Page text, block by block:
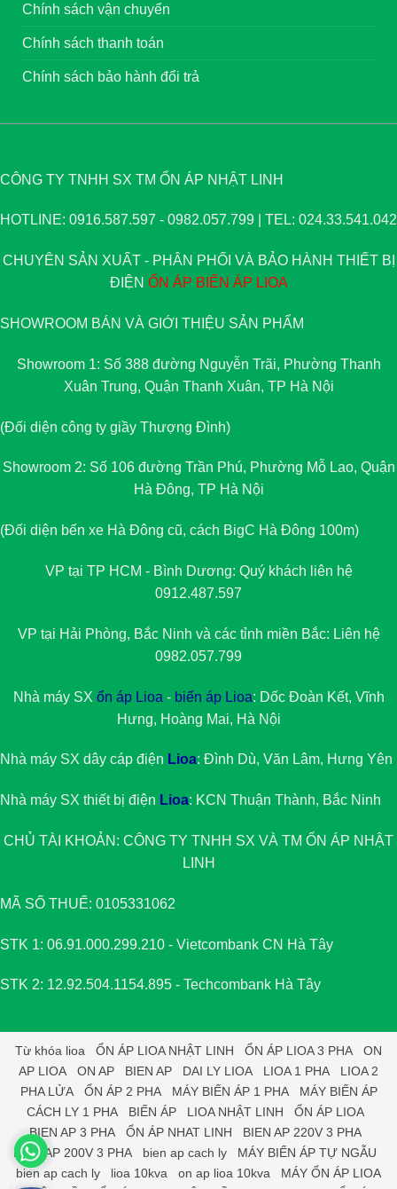
Chính sách vận chuyển
Chính sách thanh toán
Chính sách bảo hành đổi trả
CÔNG TY TNHH SX TM ỔN ÁP NHẬT LINH
HOTLINE: 0916.587.597 - 0982.057.799 | TEL: 024.33.541.042
CHUYÊN SẢN XUẤT - PHÂN PHỐI VÀ BẢO HÀNH THIẾT BỊ
ĐIỆN ỔN ÁP BIẾN ÁP LIOA
SHOWROOM BÁN VÀ GIỚI THIỆU SẢN PHẨM
Showroom 1: Số 388 đường Nguyễn Trãi, Phường Thanh
Xuân Trung, Quận Thanh Xuân, TP Hà Nội
(Đối diện công ty giầy Thượng Đình)
Showroom 2: Số 106 đường Trần Phú, Phường Mỗ Lao, Quận
Hà Đông, TP Hà Nội
(Đối diện bến xe Hà Đông cũ, cách BigC Hà Đông 100m)
VP tại TP HCM - Bình Dương: Quý khách liên hệ
0912.487.597
VP tại Hải Phòng, Bắc Ninh và các tỉnh miền Bắc: Liên hệ
0982.057.799
Nhà máy SX ổn áp Lioa - biến áp Lioa: Dốc Đoàn Kết, Vĩnh
Hưng, Hoàng Mai, Hà Nội
Nhà máy SX dây cáp điện Lioa: Đình Dù, Văn Lâm, Hưng Yên
Nhà máy SX thiết bị điện Lioa: KCN Thuận Thành, Bắc Ninh
CHỦ TÀI KHOẢN: CÔNG TY TNHH SX VÀ TM ỔN ÁP NHẬT
LINH
MÃ SỐ THUẾ: 0105331062
STK 1: 06.91.000.299.210 - Vietcombank CN Hà Tây
STK 2: 12.92.504.1154.895 - Techcombank Hà Tây
Từ khóa lioa ỔN ÁP LIOA NHẬT LINH ỔN ÁP LIOA 3 PHA
ON
AP LIOA
ON AP BIEN AP DAI LY LIOA LIOA 1 PHA
LIOA 2
PHA LỬA
ỔN ÁP 2 PHA MÁY BIẾN ÁP 1 PHA
MÁY BIẾN ÁP
CÁCH LY 1 PHA
BIẾN ÁP LIOA NHẬT LINH
ỔN ÁP LIOA
BIEN AP 3 PHA
ỔN ÁP NHAT LINH
BIEN AP 220V 3 PHA
BIEN AP 200V 3 PHA
bien ap cach ly
MÁY BIẾN ÁP TỰ NGẪU
bien ap cach ly
lioa 10kva on ap lioa 10kva
MÁY ỔN ÁP LIOA